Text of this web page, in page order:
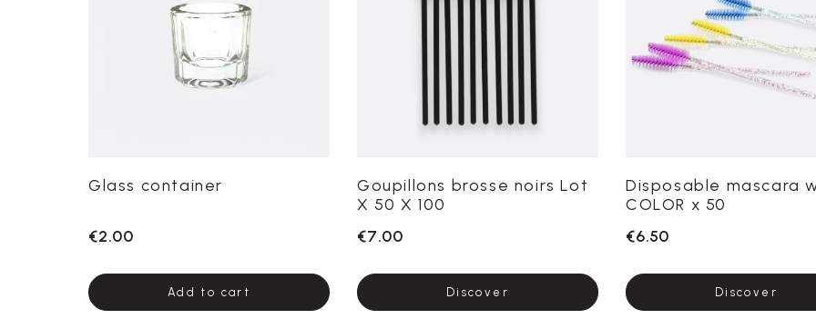
Glass container
€2.00
Add to cart
Goupillons brosse noirs Lot
X 50 X 100
€7.00
Discover
Disposable mascara
COLOR x 50
€6.50
Discover